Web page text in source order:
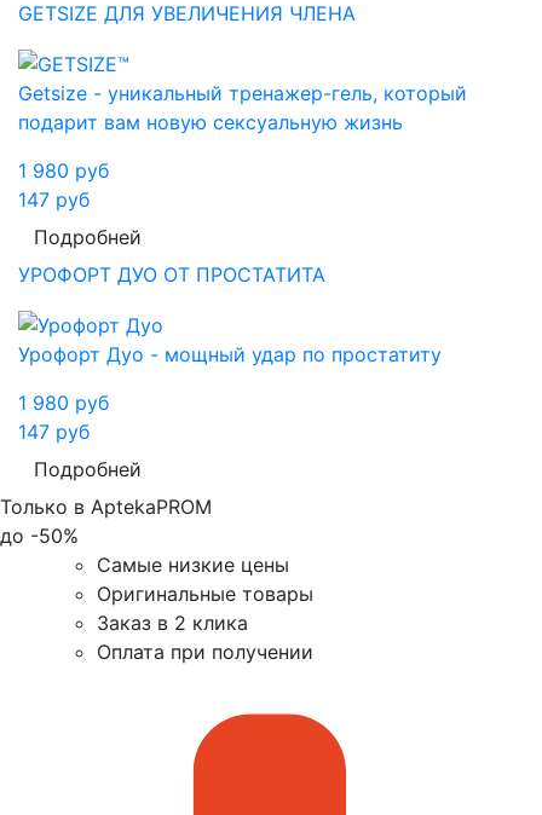
GETSIZE ДЛЯ УВЕЛИЧЕНИЯ ЧЛЕНА
Getsize - уникальный тренажер-гель, который
подарит вам новую сексуальную жизнь
1 980 руб
147 руб
Подробней
УРОФОРТ ДУО ОТ ПРОСТАТИТА
Урофорт Дуо - мощный удар по простатиту
1 980 руб
147 руб
Подробней
Только в AptekaPROM
до -50%
Самые низкие цены
Оригинальные товары
Заказ в 2 клика
Оплата при получении